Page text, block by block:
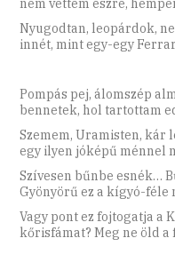
nem vettem észre,
Nyugodtan, leopárdok,
innét, mint egy-egy
Pompás pej, álomszép
bennetek, hol tartottam
Szemem, Uramisten, kár
egy ilyen jóképű ménnel
Szívesen bűnbe esnék…
Gyönyörű ez a kígyó-féle
Vagy pont ez fojtogatja a
kőrisfámat? Meg ne öld a